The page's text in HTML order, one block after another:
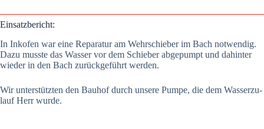
Ein­satz­be­richt:
In Inkofen war eine Repa­ra­tur am Wehr­schie­ber im Bach not­wen­dig.
Dazu muss­te das Was­ser vor dem Schie­ber abge­pumpt und dahin­ter
wie­der in den Bach zurück­ge­führt wer­den.
Wir unter­stütz­ten den Bau­hof durch unse­re Pum­pe, die dem Was­ser­zu­
lauf Herr wur­de.